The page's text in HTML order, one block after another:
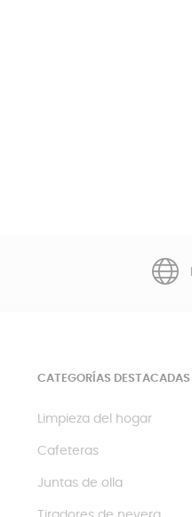
CATEGORÍAS DESTACADAS
Limpieza del hogar
Cafeteras
Juntas de olla